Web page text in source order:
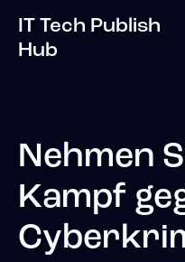
IT Tech Publish
Hub
Nehmen
Kampf